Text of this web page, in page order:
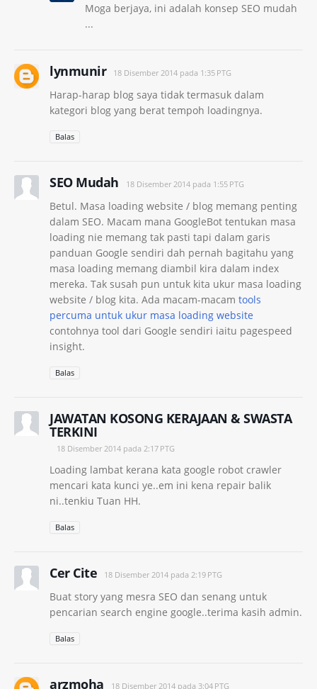
Moga berjaya, ini adalah konsep SEO mudah
...
lynmunir 18 Disember 2014 pada 1:35 PTG
Harap-harap blog saya tidak termasuk dalam
kategori blog yang berat tempoh loadingnya.
Balas
SEO Mudah 18 Disember 2014 pada 1:55 PTG
Betul. Masa loading website / blog memang penting
dalam SEO. Macam mana GoogleBot tentukan masa
loading nie memang tak pasti tapi dalam garis
panduan Google sendiri dah pernah bagitahu yang
masa loading memang diambil kira dalam index
mereka. Tak susah pun untuk kita ukur masa loading
website / blog kita. Ada macam-macam tools
percuma untuk ukur masa loading website
contohnya tool dari Google sendiri iaitu pagespeed
insight.
Balas
JAWATAN KOSONG KERAJAAN & SWASTA
TERKINI
18 Disember 2014 pada 2:17 PTG
Loading lambat kerana kata google robot crawler
mencari kata kunci ye..em ini kena repair balik
ni..tenkiu Tuan HH.
Balas
Cer Cite 18 Disember 2014 pada 2:19 PTG
Buat story yang mesra SEO dan senang untuk
pencarian search engine google..terima kasih admin.
Balas
arzmoha 18 Disember 2014 pada 3:04 PTG